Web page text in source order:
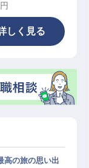
しく見る
高の旅の思い出